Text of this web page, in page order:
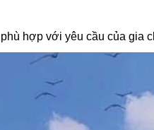
hợp với yêu cầu của gia